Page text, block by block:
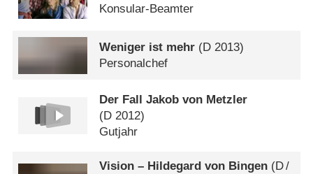
Konsular-Beamter
Weniger ist mehr (D 2013)
Personalchef
Der Fall Jakob von Metzler
(D 2012)
Gutjahr
Vision – Hildegard von Bingen (D/